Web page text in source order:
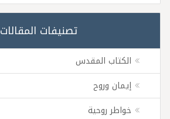
تصنيفات المقالات
الكتاب المقدس
إيمان وروح
خواطر روحية